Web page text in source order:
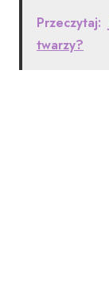
Przeczytaj:
twarzy?